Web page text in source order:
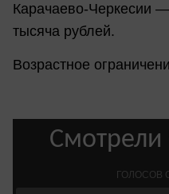
Карачаево-Черкесии
тысяча рублей.
Возрастное